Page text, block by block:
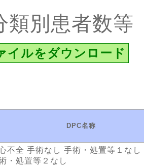
類別患者数等
イルをダウンロード
DPC名称
不全 手術なし 手術・処置等１なし
・処置等２なし